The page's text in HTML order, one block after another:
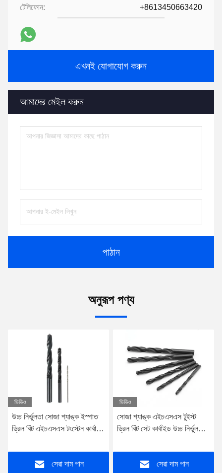
টেলিফোন: +8613450663420
এখনই যোগাযোগ করুন
আমাদের মেইল করুন
পাঠান
অনুরূপ পণ্য
ভিডিও
সোজা শ্যাঙ্ক এইচএসএস টুইস্ট
ড্রিল বিট সেট কার্বাইড উচ্চ নির্ভুলতা
সেরা দাম পান
ভিডিও
টাইটানিয়াম লেপ কার্বাইড ইস্পাত ড্রিল
বিট সোজা শ্যাঙ্ক উচ্চ শক্তির ড্রিল
সেরা দাম পান